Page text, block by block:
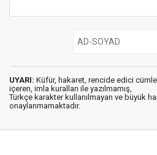
UYARI: Küfür, hakaret, rencide edici
içeren, imla kuralları ile yazılmamış,
Türkçe karakter kullanılmayan ve büyük
onaylanmamaktadır.